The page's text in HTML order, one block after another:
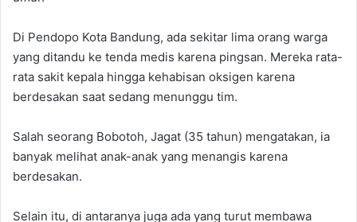
Di Pendopo Kota Bandung, ada sekitar lima orang warga
yang ditandu ke tenda medis karena pingsan. Mereka rata-
rata sakit kepala hingga kehabisan oksigen karena
berdesakan saat sedang menunggu tim.
Salah seorang Bobotoh, Jagat (35 tahun) mengatakan, ia
banyak melihat anak-anak yang menangis karena
berdesakan.
Selain itu, di antaranya juga ada yang turut membawa